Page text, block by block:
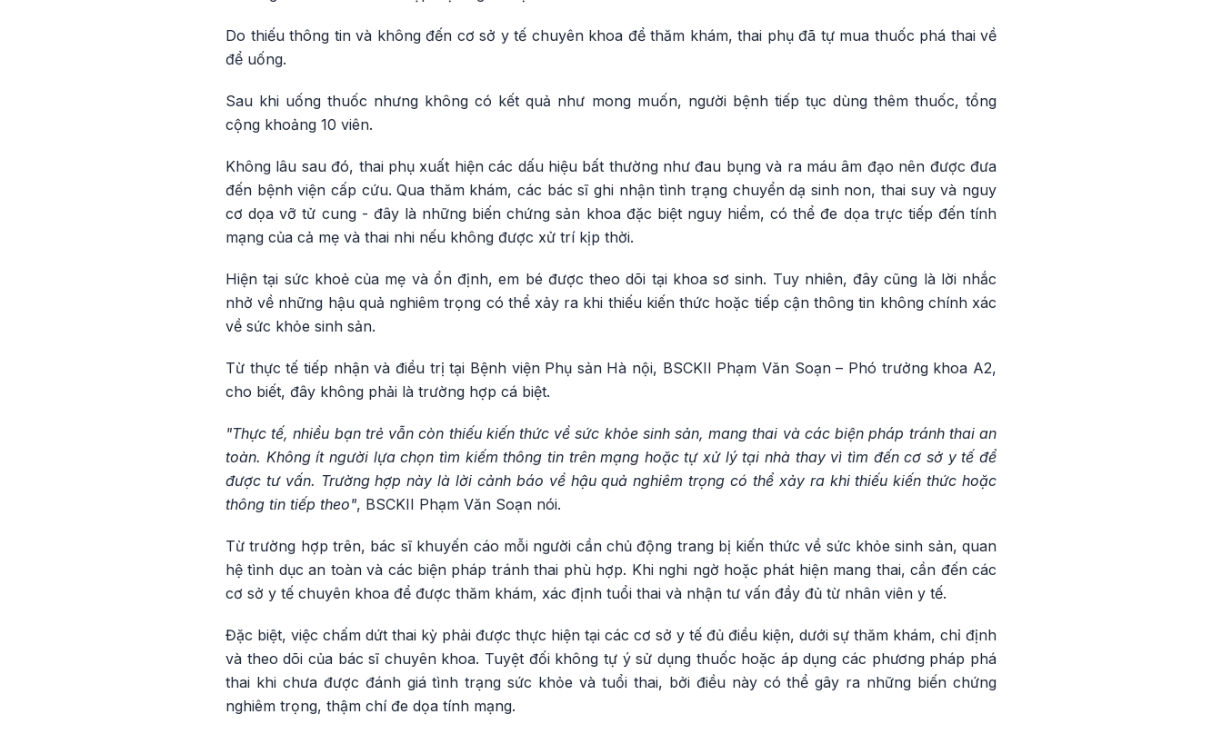
Do thiếu thông tin và không đến cơ sở y tế chuyên khoa để thăm khám, thai phụ đã tự mua thuốc phá thai về
để uống.
Sau khi uống thuốc nhưng không có kết quả như mong muốn, người bệnh tiếp tục dùng thêm thuốc, tổng
cộng khoảng 10 viên.
Không lâu sau đó, thai phụ xuất hiện các dấu hiệu bất thường như đau bụng và ra máu âm đạo nên được đưa
đến bệnh viện cấp cứu. Qua thăm khám, các bác sĩ ghi nhận tình trạng chuyển dạ sinh non, thai suy và nguy
cơ dọa vỡ tử cung - đây là những biến chứng sản khoa đặc biệt nguy hiểm, có thể đe dọa trực tiếp đến tính
mạng của cả mẹ và thai nhi nếu không được xử trí kịp thời.
Hiện tại sức khoẻ của mẹ và ổn định, em bé được theo dõi tại khoa sơ sinh. Tuy nhiên, đây cũng là lời nhắc
nhở về những hậu quả nghiêm trọng có thể xảy ra khi thiếu kiến thức hoặc tiếp cận thông tin không chính xác
về sức khỏe sinh sản.
Từ thực tế tiếp nhận và điều trị tại Bệnh viện Phụ sản Hà nội, BSCKII Phạm Văn Soạn – Phó trưởng khoa A2,
cho biết, đây không phải là trường hợp cá biệt.
"Thực tế, nhiều bạn trẻ vẫn còn thiếu kiến thức về sức khỏe sinh sản, mang thai và các biện pháp tránh thai an
toàn. Không ít người lựa chọn tìm kiếm thông tin trên mạng hoặc tự xử lý tại nhà thay vì tìm đến cơ sở y tế để
được tư vấn. Trường hợp này là lời cảnh báo về hậu quả nghiêm trọng có thể xảy ra khi thiếu kiến thức hoặc
thông tin tiếp theo", BSCKII Phạm Văn Soạn nói.
Từ trường hợp trên, bác sĩ khuyến cáo mỗi người cần chủ động trang bị kiến thức về sức khỏe sinh sản, quan
hệ tình dục an toàn và các biện pháp tránh thai phù hợp. Khi nghi ngờ hoặc phát hiện mang thai, cần đến các
cơ sở y tế chuyên khoa để được thăm khám, xác định tuổi thai và nhận tư vấn đầy đủ từ nhân viên y tế.
Đặc biệt, việc chấm dứt thai kỳ phải được thực hiện tại các cơ sở y tế đủ điều kiện, dưới sự thăm khám, chỉ định
và theo dõi của bác sĩ chuyên khoa. Tuyệt đối không tự ý sử dụng thuốc hoặc áp dụng các phương pháp phá
thai khi chưa được đánh giá tình trạng sức khỏe và tuổi thai, bởi điều này có thể gây ra những biến chứng
nghiêm trọng, thậm chí đe dọa tính mạng.